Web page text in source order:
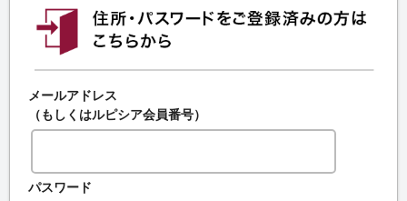
メールアドレス
（もしくはルピシア会員番号）
パスワード